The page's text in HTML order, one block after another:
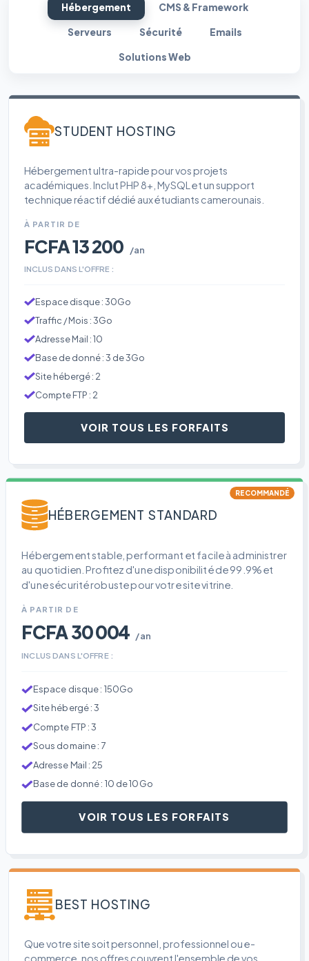
Hébergement CMS & Framework
Serveurs Sécurité Emails
Solutions Web
STUDENT HOSTING
Hébergement ultra-rapide pour vos projets
académiques. Inclut PHP 8+, MySQL et un support
technique réactif dédié aux étudiants camerounais.
À PARTIR DE
FCFA 13 200 /an
INCLUS DANS L'OFFRE :
Espace disque : 30Go
Traffic / Mois : 3Go
Adresse Mail : 10
Base de donné : 3 de 3Go
Site hébergé : 2
Compte FTP : 2
VOIR TOUS LES FORFAITS
RECOMMANDÉ
HÉBERGEMENT STANDARD
Hébergement stable, performant et facile à administrer
au quotidien. Profitez d'une disponibilité de 99.9% et
d'une sécurité robuste pour votre site vitrine.
À PARTIR DE
FCFA 30 004 /an
INCLUS DANS L'OFFRE :
Espace disque : 150Go
Site hébergé : 3
Compte FTP : 3
Sous domaine : 7
Adresse Mail : 25
Base de donné : 10 de 10Go
VOIR TOUS LES FORFAITS
BEST HOSTING
Que votre site soit personnel, professionnel ou e-
commerce, nos offres couvrent l'ensemble de vos